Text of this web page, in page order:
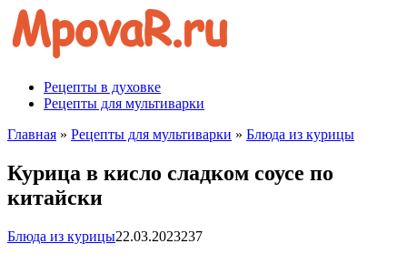
Перейти
контенту
Рецепты в духовке
Рецепты для мультиварки
Главная » Рецепты для мультиварки » Блюда из курицы
Курица в кисло сладком соусе по
китайски
Блюда из курицы22.03.2023237